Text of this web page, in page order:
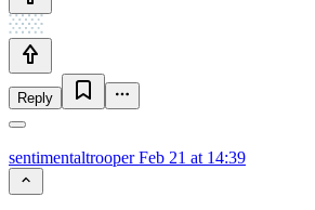
Reply
sentimentaltrooperFeb 21 at 14:39